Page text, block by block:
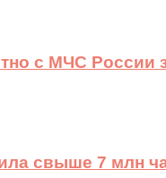
с МЧС России
свыше 7 млн